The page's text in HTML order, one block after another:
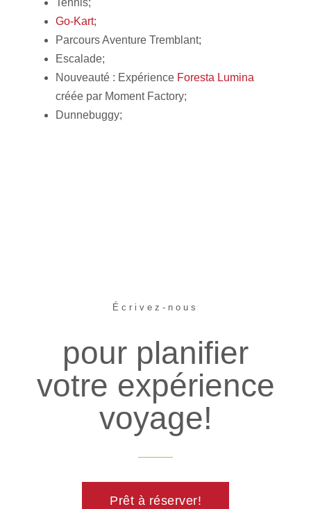
Tennis;
Go-Kart;
Parcours Aventure Tremblant;
Escalade;
Nouveauté : Expérience Foresta Lumina
créée par Moment Factory;
Dunnebuggy;
Écrivez-nous
pour planifier
votre expérience
voyage!
Prêt à réserver!